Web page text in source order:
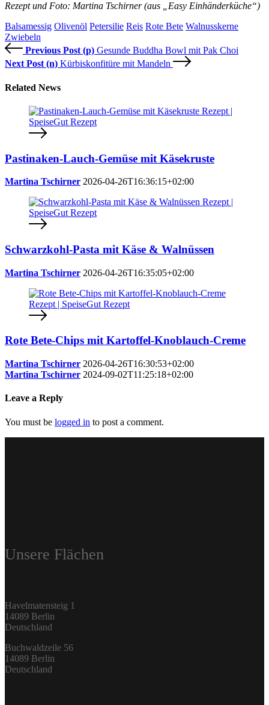
Rezept und Foto: Martina Tschirner (aus „Easy Einhänderküche“)
Balsamessig Olivenöl Petersilie Reis Rote Bete Walnusskerne
Zwiebeln
Previous Post (p) Gesunde Buddha Bowl mit Pak Choi
Next Post (n) Kürbiskonfitüre mit Mandeln
Related News
Pastinaken-Lauch-Gemüse mit Käsekruste
Martina Tschirner 2026-04-26T16:36:15+02:00
Schwarzkohl-Pasta mit Käse & Walnüssen
Martina Tschirner 2026-04-26T16:35:05+02:00
Rote Bete-Chips mit Kartoffel-Knoblauch-Creme
Martina Tschirner 2026-04-26T16:30:53+02:00
Martina Tschirner 2024-09-02T11:25:18+02:00
Leave a Reply
You must be logged in to post a comment.
Unsere Flächen
Havelmatensteig 1
14089 Berlin
Deutschland
Buchwaldzeile 56
14089 Berlin
Deutschland